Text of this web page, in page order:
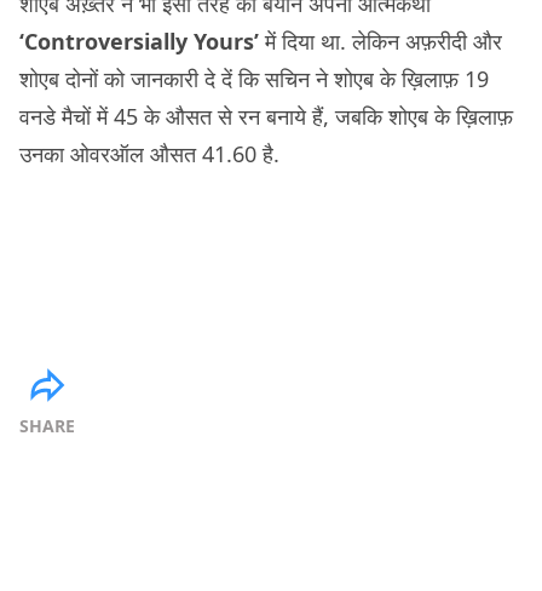
‘Controversially Yours’में दिया था. लेकिन अफ़रीदी और
शोएब दोनों को जानकारी दे दें कि सचिन ने शोएब के ख़िलाफ़ 19
वनडे मैचों में 45 के औसत से रन बनाये हैं, जबकि शोएब के ख़िलाफ़
उनका ओवरऑल औसत 41.60 है.
SHARE